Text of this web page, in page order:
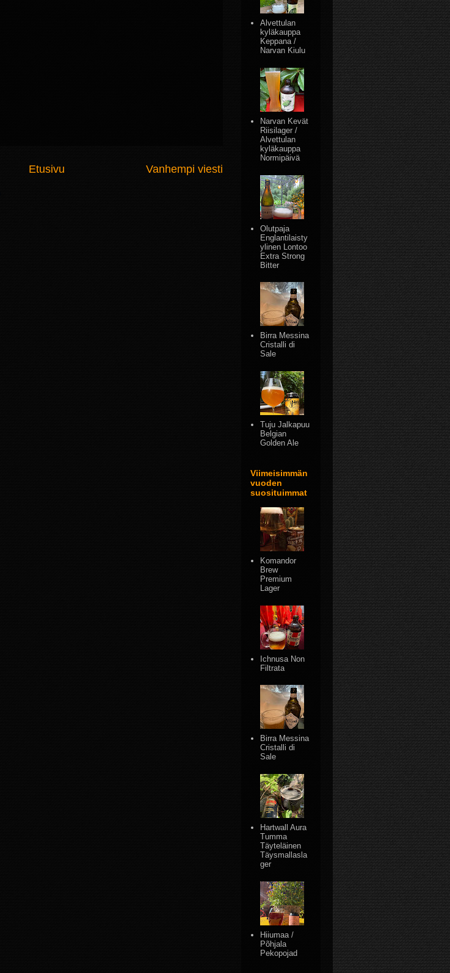
Vanhempi viesti
Etusivu
Alvettulan
kyläkauppa
Keppana /
Narvan Kiulu
Narvan Kevät
Riisilager /
Alvettulan
kyläkauppa
Normipäivä
Olutpaja
Englantilaisty
ylinen Lontoo
Extra Strong
Bitter
Birra Messina
Cristalli di
Sale
Tuju Jalkapuu
Belgian
Golden Ale
Viimeisimmän
vuoden
suosituimmat
Komandor
Brew
Premium
Lager
Ichnusa Non
Filtrata
Birra Messina
Cristalli di
Sale
Hartwall Aura
Tumma
Täyteläinen
Täysmallasla
ger
Hiiumaa /
Põhjala
Pekopojad